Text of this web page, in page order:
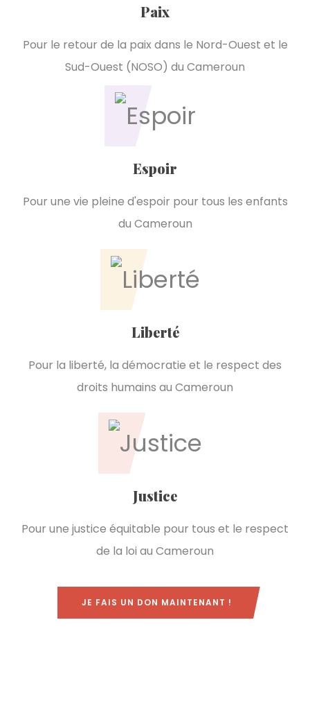
Paix
Pour le retour de la paix dans le Nord-Ouest et le
Sud-Ouest (NOSO) du Cameroun
Espoir
Pour une vie pleine d'espoir pour tous les enfants
du Cameroun
Liberté
Pour la liberté, la démocratie et le respect des
droits humains au Cameroun
Justice
Pour une justice équitable pour tous et le respect
de la loi au Cameroun
JE FAIS UN DON MAINTENANT !